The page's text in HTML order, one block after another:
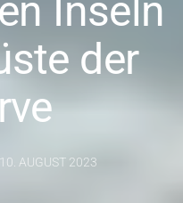
Inseln
der
10. AUGUST 2023